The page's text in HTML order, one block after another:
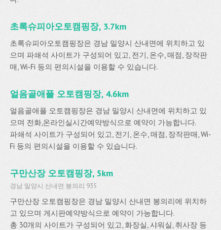
초록슈피아오토캠핑장, 3.7km
초록슈피아오토캠핑장은 경남 밀양시 산내면에 위치하고 있
으며 파쇄석 사이트가 구성되어 있고, 전기, 온수, 매점, 장작판
매, Wi-Fi 등의 편의시설을 이용할 수 있습니다.
얼음골애플 오토캠핑장, 4.6km
얼음골애플 오토캠핑장은 경남 밀양시 산내면에 위치하고 있
으며 전화,온라인실시간예약방식으로 예약이 가능합니다.
파쇄석 사이트가 구성되어 있고, 전기, 온수, 매점, 장작판매, Wi-
Fi 등의 편의시설을 이용할 수 있습니다.
구만산장 오토캠핑장, 5km
경남 밀양시 산내면 봉의리 935
구만산장 오토캠핑장은 경남 밀양시 산내면 봉의리에 위치하
고 있으며 게시판예약방식으로 예약이 가능합니다.
총 30개의 사이트가 구성되어 있고, 화장실, 샤워실, 취사장 등